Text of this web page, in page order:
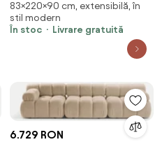
18
83×220×90 cm, extensibilă, în
stil modern
În stoc
Livrare gratuită
6.729 RON